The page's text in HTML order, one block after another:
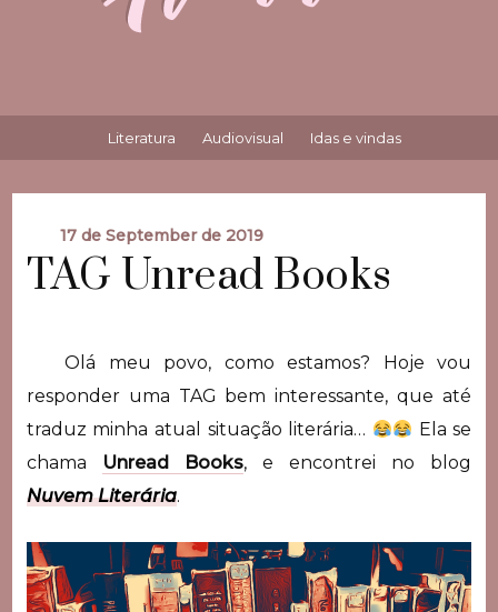
Literatura Audiovisual Idas e vindas
17 de September de 2019
TAG Unread Books
Olá meu povo, como estamos? Hoje vou
responder uma TAG bem interessante, que até
traduz minha atual situação literária…
Ela se
chama
Unread Books, e encontrei no blog
Nuvem Literária.